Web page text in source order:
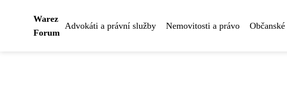
Warez
Forum
Advokáti a právní služby Nemovitosti a právo